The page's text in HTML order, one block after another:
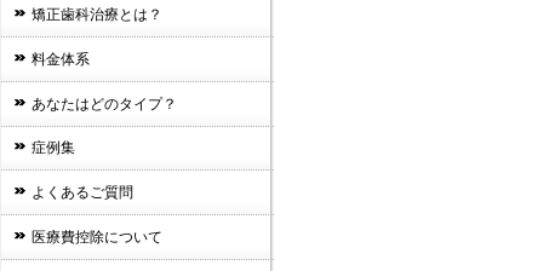
矯正歯科治療とは？
料金体系
あなたはどのタイプ？
症例集
よくあるご質問
医療費控除について